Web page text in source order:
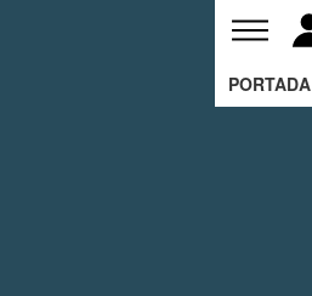
PORTADA